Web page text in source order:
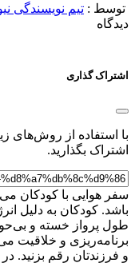
توسط : تیم نویسندگی
دیدگاه
اشتراک گذاری
با استفاده از روش‌های
اشتراک بگذارید.
سفر هوایی با کودکان
باشد. کودکان به دلیل
طول پرواز خسته و
برنامه‌ریزی و خلاقیت
و فرزندتان رقم بزنید.